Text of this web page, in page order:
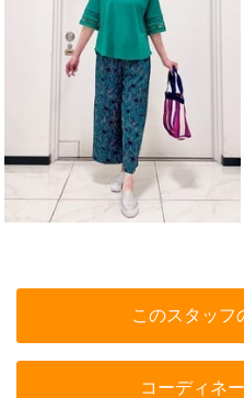
このスタッフ
コーディネ